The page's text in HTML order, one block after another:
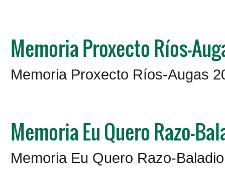
Memoria Proxecto Ríos-
Memoria Proxecto Ríos-Augas
Memoria Eu Quero Razo-
Memoria Eu Quero Razo-